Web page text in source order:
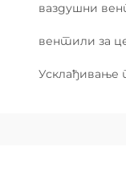
ваздушни
вентили за
Усклађивање